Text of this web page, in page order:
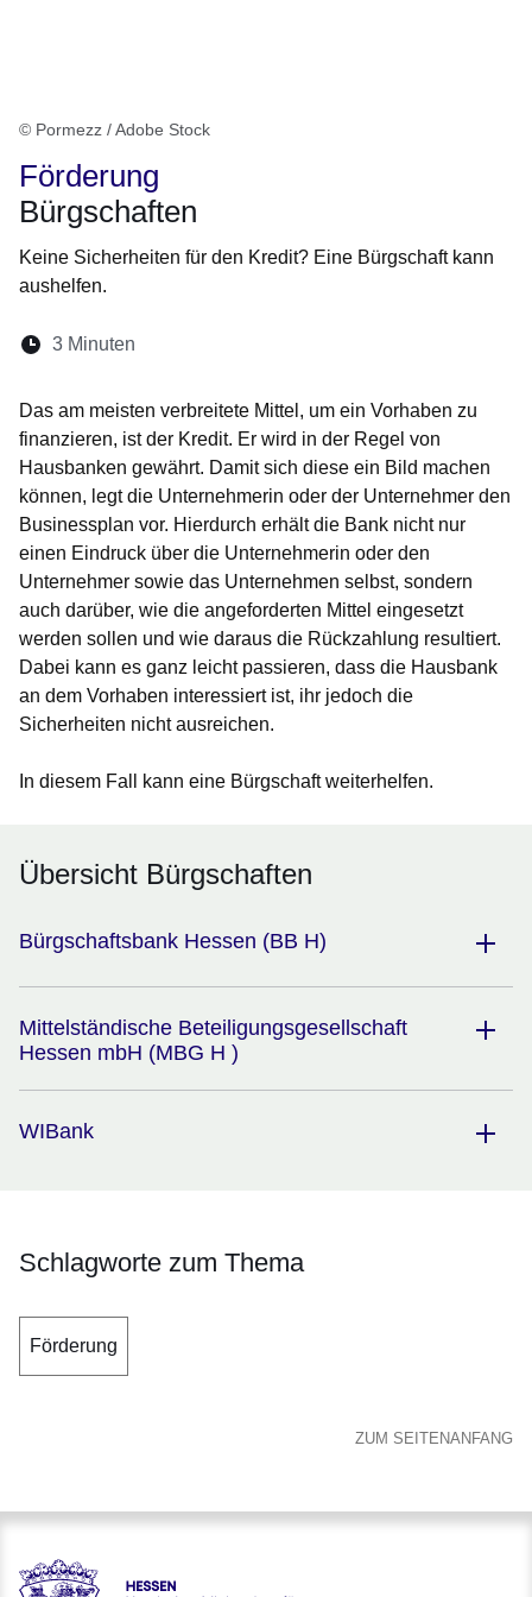
© Pormezz / Adobe Stock
Förderung
Bürgschaften
Keine Sicherheiten für den Kredit? Eine Bürgschaft kann
aushelfen.
Lesedauer:
3 Minuten
Das am meisten verbreitete Mittel, um ein Vorhaben zu
finanzieren, ist der Kredit. Er wird in der Regel von
Hausbanken gewährt. Damit sich diese ein Bild machen
können, legt die Unternehmerin oder der Unternehmer den
Businessplan vor. Hierdurch erhält die Bank nicht nur
einen Eindruck über die Unternehmerin oder den
Unternehmer sowie das Unternehmen selbst, sondern
auch darüber, wie die angeforderten Mittel eingesetzt
werden sollen und wie daraus die Rückzahlung resultiert.
Dabei kann es ganz leicht passieren, dass die Hausbank
an dem Vorhaben interessiert ist, ihr jedoch die
Sicherheiten nicht ausreichen.
In diesem Fall kann eine Bürgschaftweiterhelfen.
Übersicht Bürgschaften
Bürgschaftsbank Hessen (BB H)
Mittelständische Beteiligungsgesellschaft
Hessen mbH (MBG H )
WIBank
Schlagworte zum Thema
Förderung
ZUM SEITENANFANG